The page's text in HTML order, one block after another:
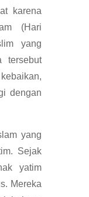
karena
(Hari
yang
tersebut
dengan
yang
Sejak
yatim
Mereka